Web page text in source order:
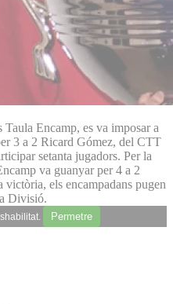
Encamp, es va imposar a
3 a 2 Ricard Gómez, del CTT
setanta jugadors. Per la
va guanyar per 4 a 2
els encampadans pugen
Divisió.
Permetre